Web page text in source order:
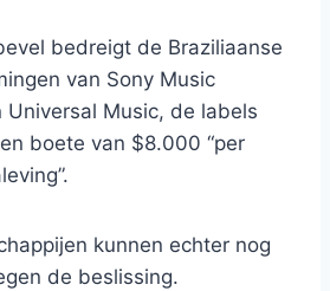
bedreigt de Braziliaanse
van Sony Music
Universal Music, de labels
boete van $8.000 “per
kunnen echter nog
de beslissing.